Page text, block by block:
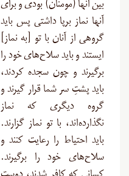
بین آنها (مومنان) بودى و برای
آنها نماز برپا داشتى پس باید
گروهى از آنان با تو [به نماز]
ایستند و باید سلاح‌های خود را
برگیرند و چون سجده کردند،
باید پشتِ‏ سر شما قرار گیرند و
گروه دیگرى که نماز
نگذارده‌اند، با تو نماز گزارند.
باید احتیاط را رعایت کنند و
سلاح‌های خود را برگیرند.